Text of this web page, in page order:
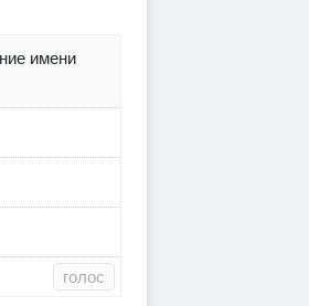
имени
голос